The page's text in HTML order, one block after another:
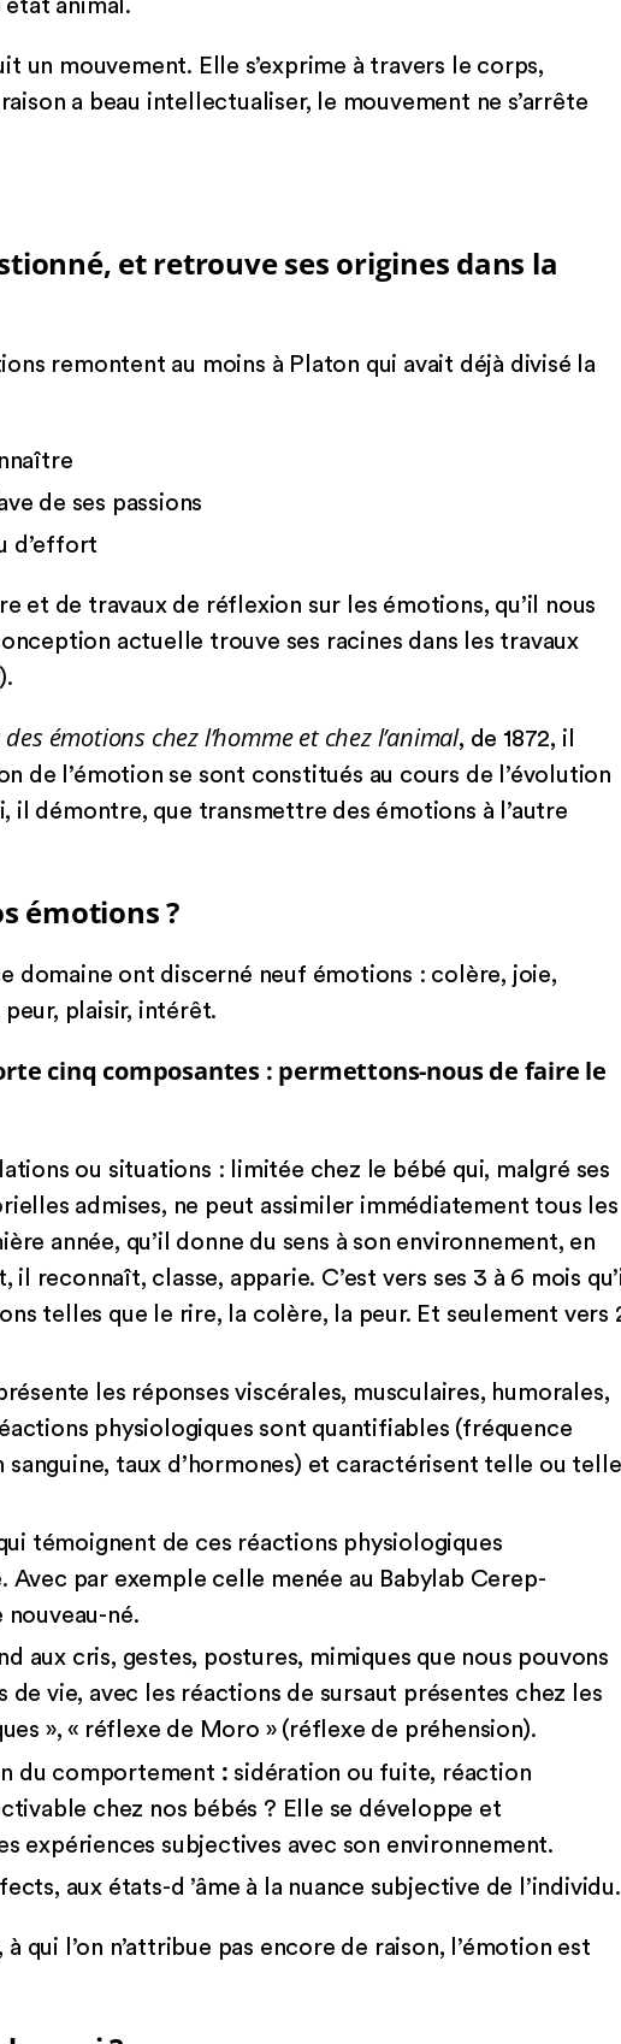
état animal.
un mouvement. Elle s’exprime à travers le corps,
a beau intellectualiser, le mouvement ne s’arrête
et retrouve ses origines dans la
remontent au moins à Platon qui avait déjà divisé la
de ses passions
d’effort
et de travaux de réflexion sur les émotions, qu’il nous
actuelle trouve ses racines dans les travaux
émotions chez l’homme et chez l’animal, de 1872, il
de l’émotion se sont constitués au cours de l’évolution
il démontre, que transmettre des émotions à l’autre
émotions ?
domaine ont discerné neuf émotions : colère, joie,
plaisir, intérêt.
cinq composantes : permettons-nous de faire le
ou situations : limitée chez le bébé qui, malgré ses
admises, ne peut assimiler immédiatement tous les
année, qu’il donne du sens à son environnement, en
reconnaît, classe, apparie. C’est vers ses 3 à 6 mois
telles que le rire, la colère, la peur. Et seulement vers
les réponses viscérales, musculaires, humorales,
physiologiques sont quantifiables (fréquence
sanguine, taux d’hormones) et caractérisent telle ou telle
témoignent de ces réactions physiologiques
Avec par exemple celle menée au Babylab Cerep-
nouveau-né.
aux cris, gestes, postures, mimiques que nous pouvons
de vie, avec les réactions de sursaut présentes chez les
», « réflexe de Moro » (réflexe de préhension).
du comportement : sidération ou fuite, réaction
chez nos bébés ? Elle se développe et
expériences subjectives avec son environnement.
aux états-d ’âme à la nuance subjective de l’individu.
qui l’on n’attribue pas encore de raison, l’émotion est